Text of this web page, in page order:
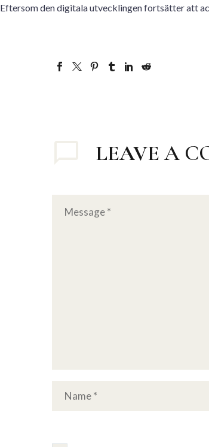
Eftersom den digitala utvecklingen fortsätter att
LEAVEA